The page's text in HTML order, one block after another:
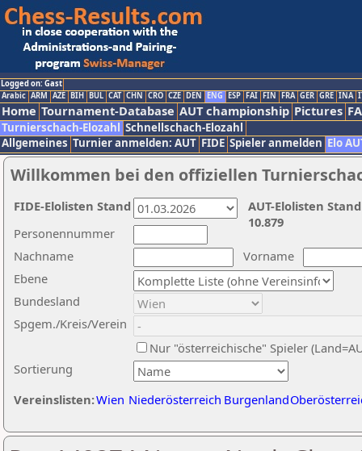
Logged on: Gast
Arabic ARM AZE BIH BUL CAT CHN CRO CZE DEN ENG ESP FAI FIN FRA GER GRE INA
Home Tournament-Database AUT championship Pictures
Turnierschach-Elozahl Schnellschach-Elozahl
Allgemeines Turnier anmelden: AUT FIDE Spieler anmelden Elo
Willkommen bei den offiziellen
Nachname
Vorname
Ebene
Sortierung
Personennummer
Bundesland
Spgem./Kreis/Verein
Nur "österreichische" Spieler
Vereinslisten:Wien Niederösterreich Burgenland
AUT-Elolisten
10.879
FIDE-Elolisten Stand